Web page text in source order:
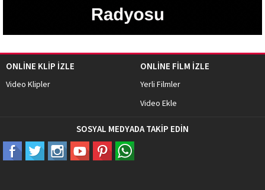
ONLİNE KLİP İZLE
Video Klipler
ONLİNE FİLM İZLE
Yerli Filmler
Video Ekle
SOSYAL MEDYADA TAKİP EDİN